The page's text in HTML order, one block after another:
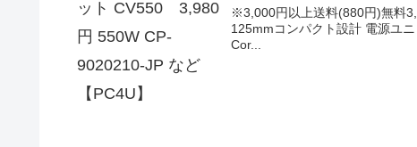
※3,000円以上送料(880円)無料
125mmコンパクト設計 電源ユ
Cor...